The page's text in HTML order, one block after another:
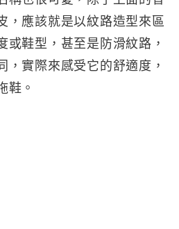
，應該就是以紋路造型來區
或鞋型，甚至是防滑紋路，
，實際來感受它的舒適度，
鞋。